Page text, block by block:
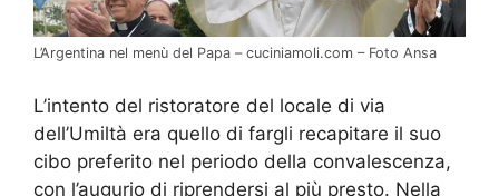
L’Argentina nel menù del Papa – cuciniamoli.com – Foto Ansa
L’intento del ristoratore del locale di via
dell’Umiltà era quello di fargli recapitare il suo
cibo preferito nel periodo della convalescenza,
con l’augurio di riprendersi al più presto. Nella